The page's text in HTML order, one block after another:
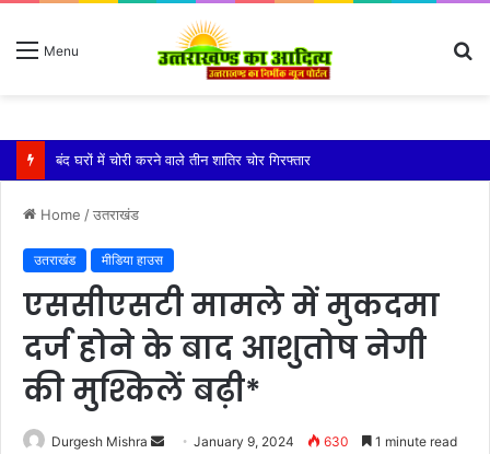
Menu
बारिश ने बढ़ाई दहशत, दरकने लगी जमीन, 10 परिवारों ने छोड़े घर
Home /उतराखंड
उतराखंड मीडिया हाउस
एससीएसटी मामले में मुकदमा
दर्ज होने के बाद आशुतोष नेगी
की मु​श्किलें बढ़ी*
Durgesh Mishra
Send January 9, 2024 630 1 minute read